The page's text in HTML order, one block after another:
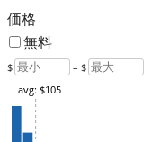
価格
無料
$ – $
avg: $105